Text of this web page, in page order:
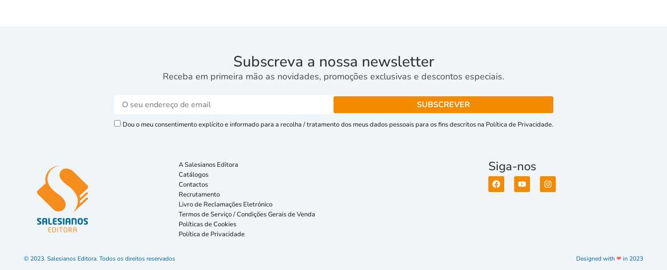
Subscreva a nossa newsletter
Receba em primeira mão as novidades, promoções exclusivas e descontos especiais.
Dou o meu consentimento explícito e informado para a recolha / tratamento dos meus dados pessoais para os fins descritos na Política de Privacidade.
A Salesianos Editora
Catálogos
Contactos
Recrutamento
Livro de Reclamações Eletrónico
Termos de Serviço / Condições Gerais de Venda
Políticas de Cookies
Política de Privacidade
Siga-nos
© 2023. Salesianos Editora. Todos os direitos reservados Designed with ❤in 2023